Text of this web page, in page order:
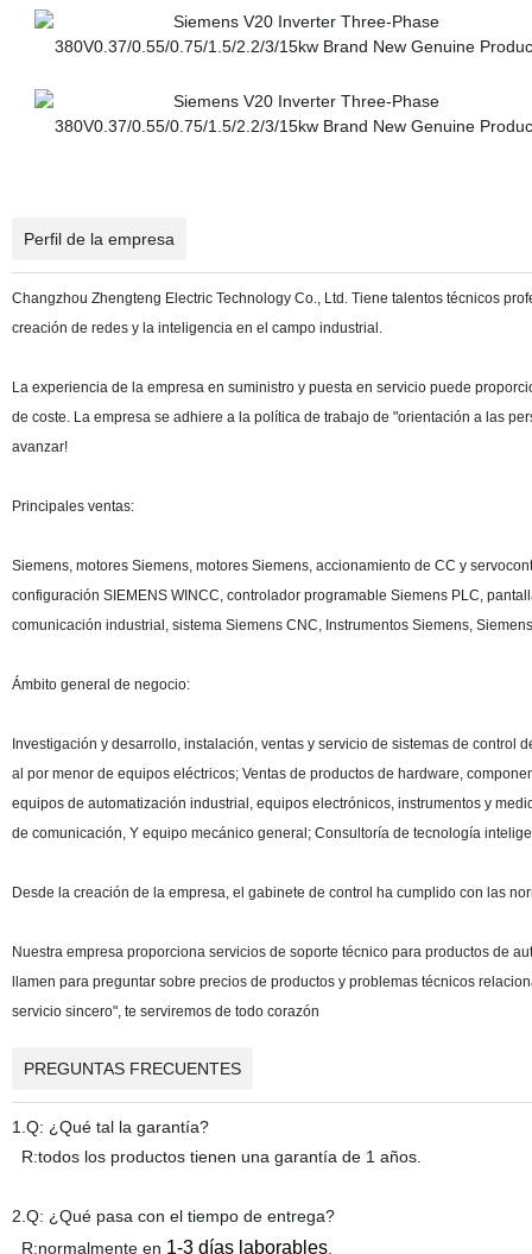
Perfil de la empresa
Changzhou Zhengteng Electric Technology Co., Ltd. Tiene talentos técnicos
creación de redes y la inteligencia en el campo industrial.
La experiencia de la empresa en suministro y puesta en servicio puede
de coste. La empresa se adhiere a la política de trabajo de "orientación a las
avanzar!
Principales ventas:
Siemens, motores Siemens, motores Siemens, accionamiento de CC y
configuración SIEMENS WINCC, controlador programable Siemens PLC,
comunicación industrial, sistema Siemens CNC, Instrumentos Siemens,
Ámbito general de negocio:
Investigación y desarrollo, instalación, ventas y servicio de sistemas de
al por menor de equipos eléctricos; Ventas de productos de hardware,
equipos de automatización industrial, equipos electrónicos, instrumentos y
de comunicación, Y equipo mecánico general; Consultoría de tecnología
Desde la creación de la empresa, el gabinete de control ha cumplido con las
Nuestra empresa proporciona servicios de soporte técnico para productos de
llamen para preguntar sobre precios de productos y problemas técnicos
servicio sincero", te serviremos de todo corazón
PREGUNTAS FRECUENTES
1.Q: ¿Qué tal la garantía?
R:todos los productos tienen una garantía de 1 años.
2.Q: ¿Qué pasa con el tiempo de entrega?
R:normalmente en 1-3 días laborables.